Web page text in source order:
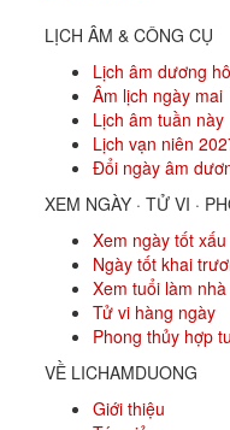
LỊCH ÂM & CÔNG CỤ
Lịch âm dương
Âm lịch ngày mai
Lịch âm tuần này
Lịch vạn niên
Đổi ngày âm
XEM NGÀY · TỬ VI ·
Xem ngày tốt xấu
Ngày tốt khai
Xem tuổi làm nhà
Tử vi hàng ngày
Phong thủy hợp
VỀ LICHAMDUONG
Giới thiệu